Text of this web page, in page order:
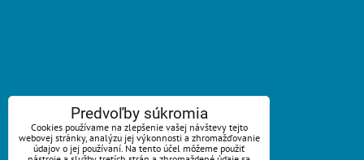
ZAVOLÁME VÁM SPÄŤ
Váš telefón:*
Predvoľby súkromia
Cookies používame na zlepšenie vašej návštevy tejto
webovej stránky, analýzu jej výkonnosti a zhromažďovanie
údajov o jej používaní. Na tento účel môžeme použiť